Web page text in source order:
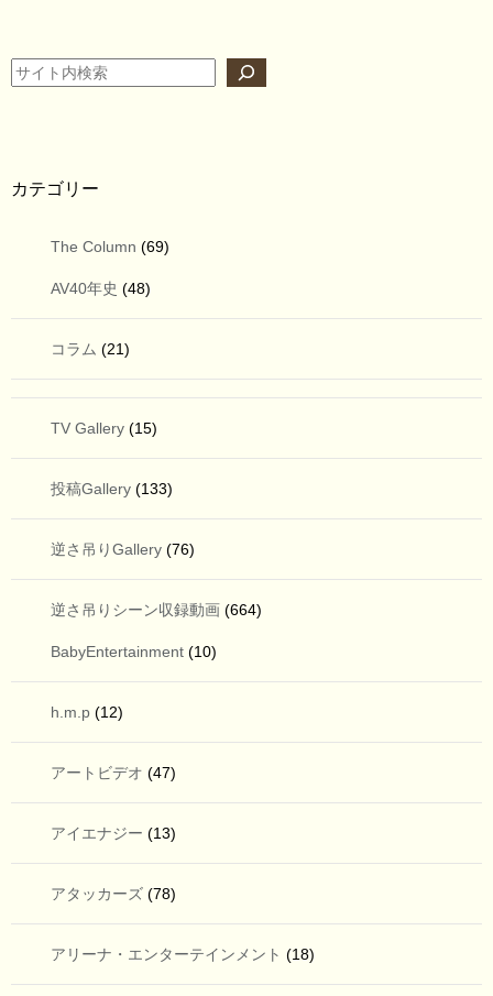
検索
カテゴリー
The Column (69)
AV40年史 (48)
コラム (21)
TV Gallery (15)
投稿Gallery (133)
逆さ吊りGallery (76)
逆さ吊りシーン収録動画 (664)
BabyEntertainment (10)
h.m.p (12)
アートビデオ (47)
アイエナジー (13)
アタッカーズ (78)
アリーナ・エンターテインメント (18)